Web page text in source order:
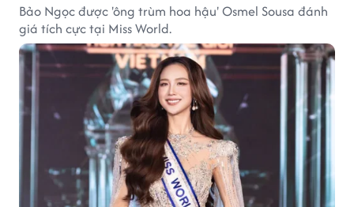
Bảo Ngọc được 'ông trùm hoa hậu' Osmel Sousa đánh
giá tích cực tại Miss World.